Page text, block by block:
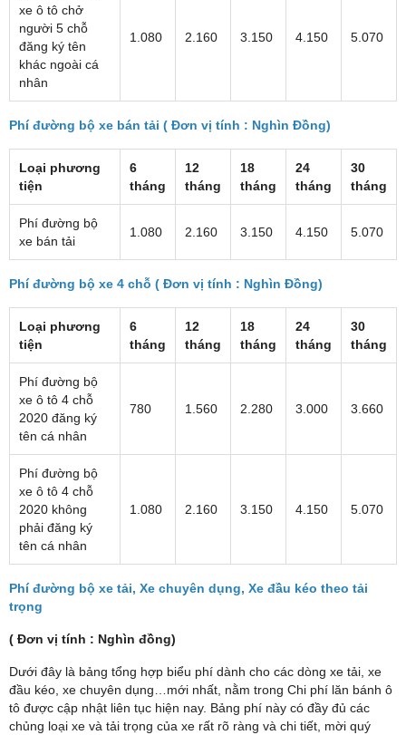
xe ô tô chở
người 5 chỗ
đăng ký tên
khác ngoài cá
nhân
1.080 2.160 3.150 4.150 5.070
Phí đường bộ xe bán tải ( Đơn vị tính : Nghìn Đồng)
Loại phương
tiện
6
tháng
12
tháng
18
tháng
24
tháng
30
tháng
Phí đường bộ
xe bán tải
1.080 2.160 3.150 4.150 5.070
Phí đường bộ xe 4 chỗ ( Đơn vị tính : Nghìn Đồng)
Loại phương
tiện
6
tháng
12
tháng
18
tháng
24
tháng
30
tháng
Phí đường bộ
xe ô tô 4 chỗ
2020 đăng ký
tên cá nhân
780 1.560 2.280 3.000 3.660
Phí đường bộ
xe ô tô 4 chỗ
2020 không
phải đăng ký
tên cá nhân
1.080 2.160 3.150 4.150 5.070
Phí đường bộ xe tải, Xe chuyên dụng, Xe đầu kéo theo tải
trọng
( Đơn vị tính : Nghìn đồng)
Dưới đây là bảng tổng hợp biểu phí dành cho các dòng xe tải, xe
đầu kéo, xe chuyên dụng…mới nhất, nằm trong Chi phí lăn bánh ô
tô được cập nhật liên tục hiện nay. Bảng phí này có đầy đủ các
chủng loại xe và tải trọng của xe rất rõ ràng và chi tiết, mời quý